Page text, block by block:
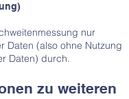
nur
Daten (also ohne Nutzung
Daten) durch.
zu weiteren